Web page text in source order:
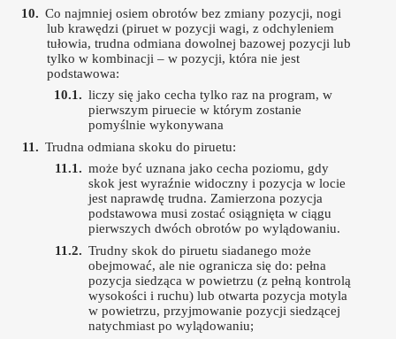
Co najmniej osiem obrotów bez zmiany pozycji, nogi
lub krawędzi (piruet w pozycji wagi, z odchyleniem
tułowia, trudna odmiana dowolnej bazowej pozycji lub
tylko w kombinacji – w pozycji, która nie jest
podstawowa:
liczy się jako cecha tylko raz na program, w
pierwszym piruecie w którym zostanie
pomyślnie wykonywana
Trudna odmiana skoku do piruetu:
może być uznana jako cecha poziomu, gdy
skok jest wyraźnie widoczny i pozycja w locie
jest naprawdę trudna. Zamierzona pozycja
podstawowa musi zostać osiągnięta w ciągu
pierwszych dwóch obrotów po wylądowaniu.
Trudny skok do piruetu siadanego może
obejmować, ale nie ogranicza się do: pełna
pozycja siedząca w powietrzu (z pełną kontrolą
wysokości i ruchu) lub otwarta pozycja motyla
w powietrzu, przyjmowanie pozycji siedzącej
natychmiast po wylądowaniu;